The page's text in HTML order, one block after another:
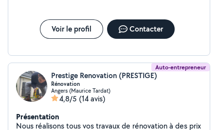
Voir le profil Contacter
Auto-entrepreneur
Prestige Renovation (PRESTIGE)
Rénovation
Angers (Maurice Tardat)
4,8/5 (14 avis)
Présentation
Nous réalisons tous vos travaux de rénovation à des prix